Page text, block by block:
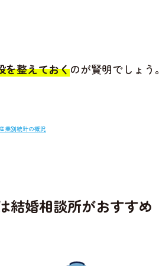
を整えておくのが賢明でしょう。
業別統計の概況
結婚相談所がおすすめ